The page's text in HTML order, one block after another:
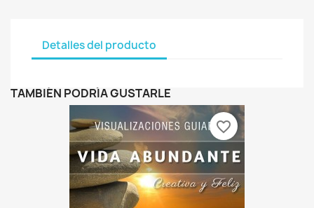
Detalles del producto
TAMBIÉN PODRÍA GUSTARLE
favorite_border